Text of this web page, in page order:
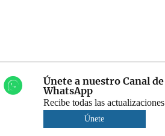
Únete a nuestro Canal de
WhatsApp
Recibe todas las actualizaciones
Únete